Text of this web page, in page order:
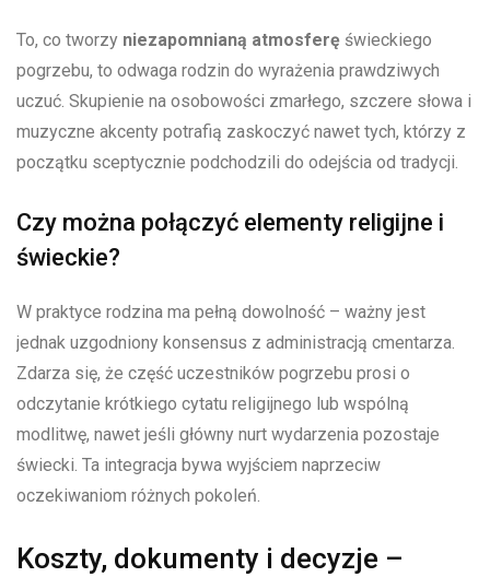
To, co tworzy niezapomnianą atmosferę świeckiego
pogrzebu, to odwaga rodzin do wyrażenia prawdziwych
uczuć. Skupienie na osobowości zmarłego, szczere słowa i
muzyczne akcenty potrafią zaskoczyć nawet tych, którzy z
początku sceptycznie podchodzili do odejścia od tradycji.
Czy można połączyć elementy religijne i
świeckie?
W praktyce rodzina ma pełną dowolność – ważny jest
jednak uzgodniony konsensus z administracją cmentarza.
Zdarza się, że część uczestników pogrzebu prosi o
odczytanie krótkiego cytatu religijnego lub wspólną
modlitwę, nawet jeśli główny nurt wydarzenia pozostaje
świecki. Ta integracja bywa wyjściem naprzeciw
oczekiwaniom różnych pokoleń.
Koszty, dokumenty i decyzje –